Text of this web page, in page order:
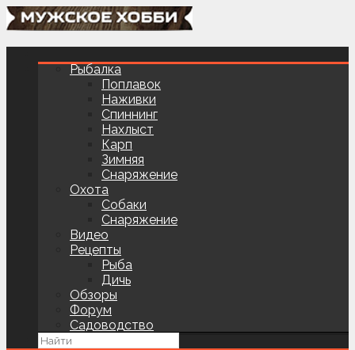
Рыбалка
Поплавок
Наживки
Спиннинг
Нахлыст
Карп
Зимняя
Снаряжение
Охота
Собаки
Снаряжение
Видео
Рецепты
Рыба
Дичь
Обзоры
Форум
Садоводство